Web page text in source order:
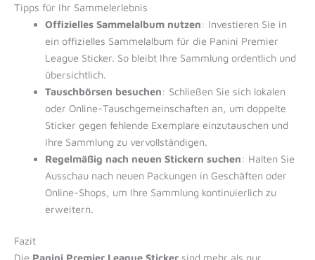
Tipps für Ihr Sammelerlebnis
Offizielles Sammelalbum nutzen: Investieren Sie in
ein offizielles Sammelalbum für die Panini Premier
League Sticker. So bleibt Ihre Sammlung ordentlich und
übersichtlich.
Tauschbörsen besuchen: Schließen Sie sich lokalen
oder Online-Tauschgemeinschaften an, um doppelte
Sticker gegen fehlende Exemplare einzutauschen und
Ihre Sammlung zu vervollständigen.
Regelmäßig nach neuen Stickern suchen: Halten Sie
Ausschau nach neuen Packungen in Geschäften oder
Online-Shops, um Ihre Sammlung kontinuierlich zu
erweitern.
Fazit